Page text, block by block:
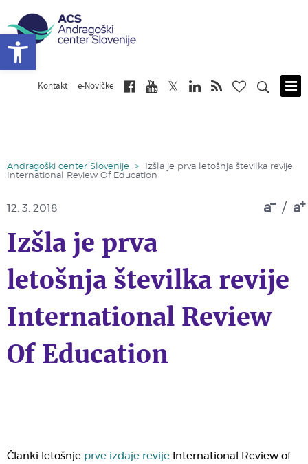
Kontakt e-Novičke
Andragoški center Slovenije >
Izšla je prva letošnja številka revije
International Review Of Education
a / a
12. 3. 2018
Izšla je prva
letošnja številka revije
International Review
Of Education
Članki letošnje prve izdaje revije International Review of
Open toolbar